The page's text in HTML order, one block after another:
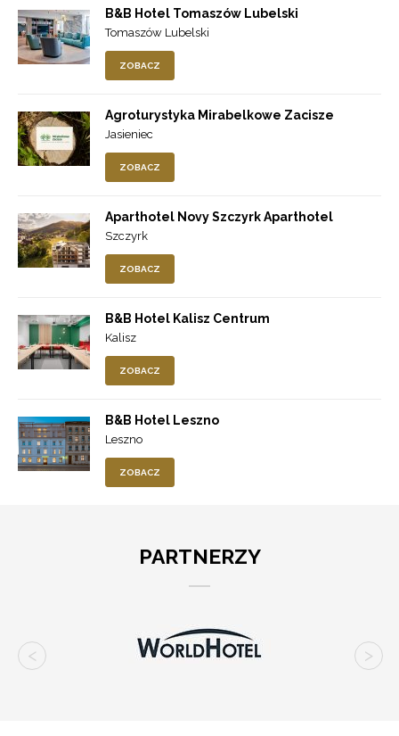
B&B Hotel Tomaszów Lubelski
Tomaszów Lubelski
ZOBACZ
Agroturystyka Mirabelkowe Zacisze
Jasieniec
ZOBACZ
Aparthotel Novy Szczyrk Aparthotel
Szczyrk
ZOBACZ
B&B Hotel Kalisz Centrum
Kalisz
ZOBACZ
B&B Hotel Leszno
Leszno
ZOBACZ
PARTNERZY